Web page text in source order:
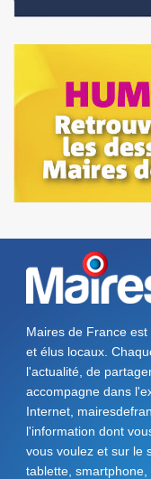
Maires de France
et élus locaux.
l'actualité, de
accompagne dans
Internet,
l'information dont
vous voulez et sur le
tablette, smartphone,